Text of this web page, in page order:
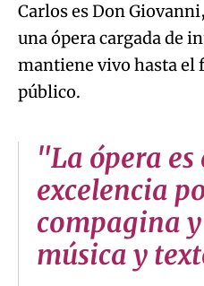
Carlos es Don
una ópera cargada de
mantiene vivo hasta el
público.
"La ópera
excelencia
compagina
música y